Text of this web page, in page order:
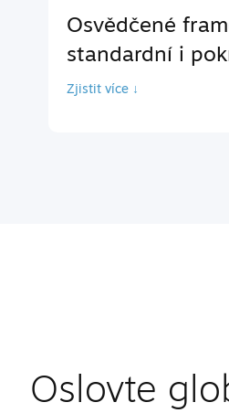
Osvědčené
standardní i
Zjistit více ↓
Oslovte